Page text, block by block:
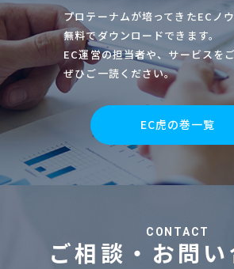
プロテーナムが培ってきたECノ
無料でダウンロードできます。
EC運営の担当者や、サービスを
ぜひご一読ください。
EC虎の巻一覧
CONTACT
ご相談・お問い